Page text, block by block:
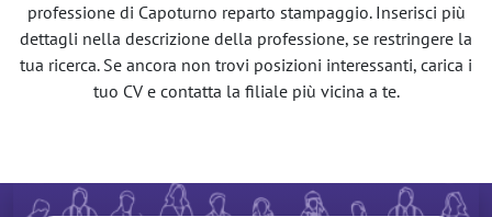
professione di Capoturno reparto stampaggio. Inserisci più
dettagli nella descrizione della professione, se restringere la
tua ricerca. Se ancora non trovi posizioni interessanti, carica i
tuo CV e contatta la filiale più vicina a te.